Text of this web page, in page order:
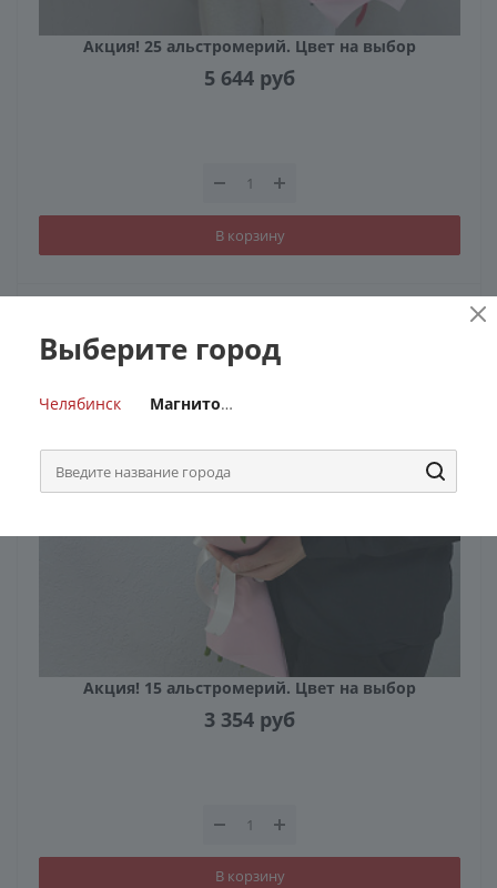
Акция! 25 альстромерий. Цвет на выбор
5 644 руб
В корзину
Акция! 15 альстромерий. Цвет на выбор
3 354 руб
В корзину
Выберите город
Челябинск Магнитогорск